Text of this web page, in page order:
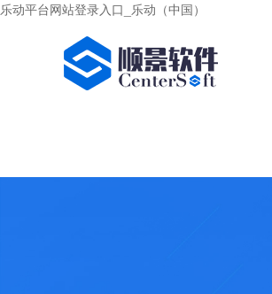
乐动平台网站登录入口_乐动（中国）